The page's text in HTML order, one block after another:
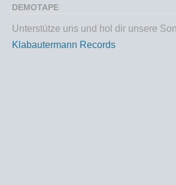
DEMOTAPE
Unterstütze uns und hol dir unsere
Klabautermann Records